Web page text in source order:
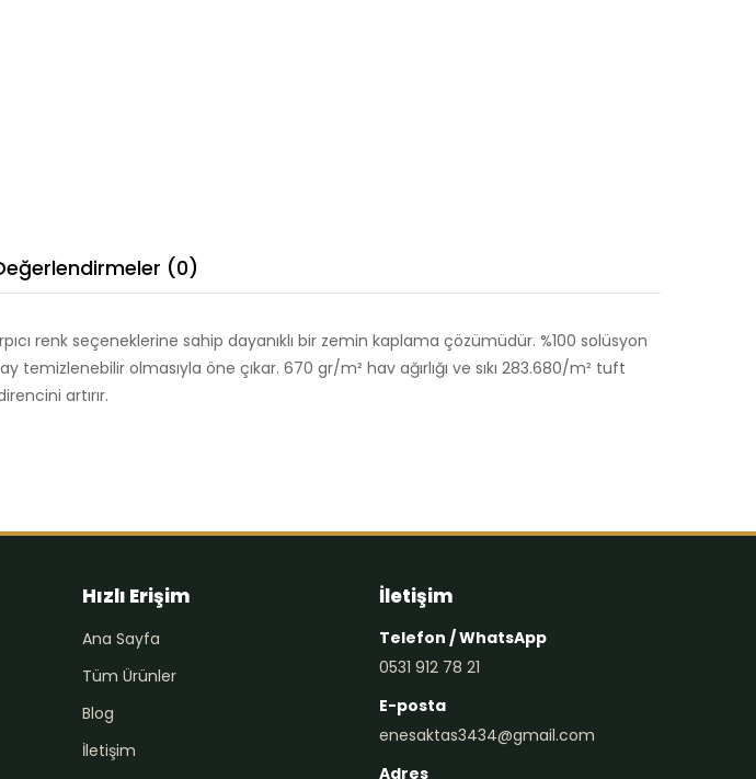
(0)
renk seçeneklerine sahip dayanıklı bir zemin kaplama çözümüdür. %100 solüsyon
temizlenebilir olmasıyla öne çıkar. 670 gr/m² hav ağırlığı ve sıkı 283.680/m² tuft
artırır.
Hızlı Erişim
Ana Sayfa
Tüm Ürünler
Blog
İletişim
İletişim
Telefon / WhatsApp
0531 912 78 21
E-posta
enesaktas3434@gmail.com
Adres